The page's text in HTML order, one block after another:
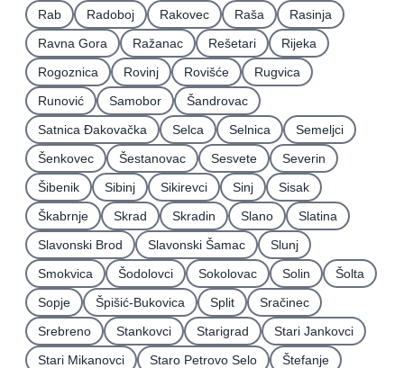
Rab
Radoboj Rakovec Raša
Rasinja
Ravna Gora
Ražanac Rešetari
Rijeka
Rogoznica
Rovinj Rovišće
Rugvica
Runović
Samobor
Šandrovac
Satnica Ðakovačka
Selca Selnica
Semeljci
Šenkovec
Šestanovac Sesvete
Severin
Šibenik
Sibinj Sikirevci Sinj
Sisak
Škabrnje
Skrad Skradin Slano
Slatina
Slavonski Brod
Slavonski Šamac
Slunj
Smokvica
Šodolovci Sokolovac Solin
Šolta
Sopje
Špišić-Bukovica Split
Sračinec
Srebreno
Stankovci Starigrad
Stari Jankovci
Stari Mikanovci
Staro Petrovo Selo
Štefanje